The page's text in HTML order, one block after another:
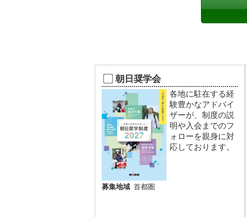
朝日奨学会
各地に駐在する経
験豊かなアドバイ
ザーが、制度の説
明や入会までのフ
ォローを親身に対
応しております。
募集地域 首都圏